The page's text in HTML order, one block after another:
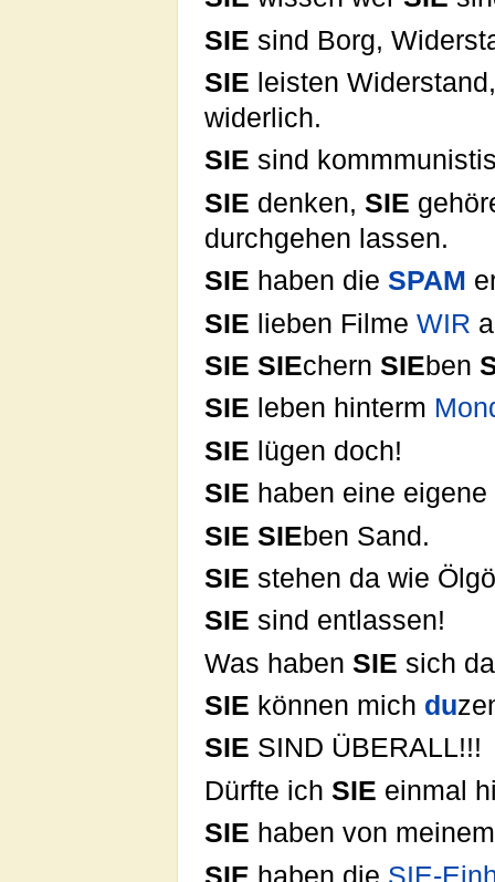
SIE sind Borg,
SIE leisten
widerlich.
SIE sind
SIE denken, SIE
durchgehen lassen.
SIE haben die SPAM
SIE lieben Filme WIR
SIE SIEchern SIEben
SIE leben hinterm
SIE lügen doch!
SIE haben eine eigene
SIE SIEben Sand.
SIE stehen da wie
SIE sind entlassen!
Was haben SIE sich
SIE können mich du
SIE SIND ÜBERALL!!!
Dürfte ich SIE einmal
SIE haben von
SIE haben die SIE-